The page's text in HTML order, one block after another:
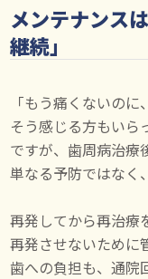
メンテナンス
継続」
「もう痛くないの
そう感じる方もいら
ですが、歯周病治療
単なる予防ではなく
再発してから再治療
再発させないために
歯への負担も、通院